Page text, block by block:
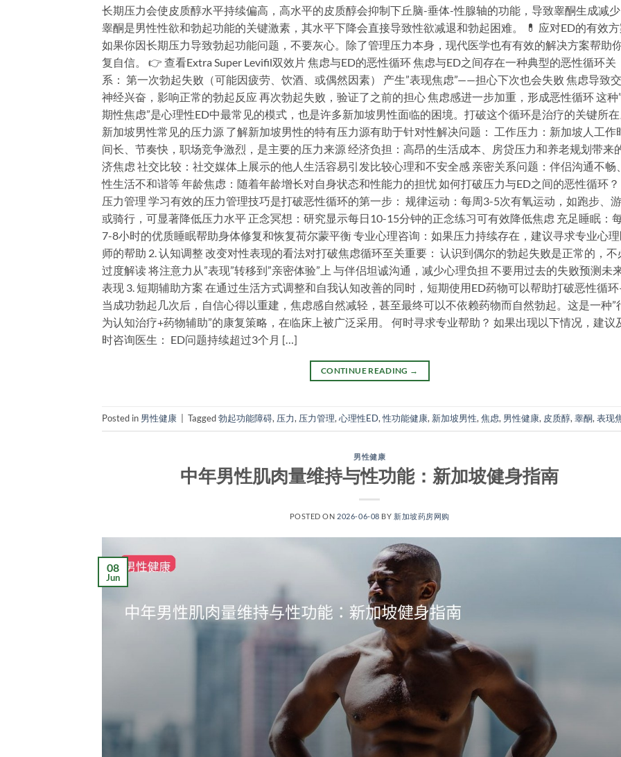
长期压力会使皮质醇水平持续偏高，高水平的皮质醇会抑制下丘脑-垂体-性腺轴的功能，导致睾酮生成减
睾酮是男性性欲和勃起功能的关键激素，其水平下降会直接导致性欲减退和勃起困难。 💊 应对ED的有效
如果你因长期压力导致勃起功能问题，不要灰心。除了管理压力本身，现代医学也有有效的解决方案帮助
复自信。 👉 查看Extra Super Levifil双效片 焦虑与ED的恶性循环 焦虑与ED之间存在一种典型的恶性循环关
系： 第一次勃起失败（可能因疲劳、饮酒、或偶然因素） 产生”表现焦虑”——担心下次也会失败 焦虑导致
神经兴奋，影响正常的勃起反应 再次勃起失败，验证了之前的担心 焦虑感进一步加重，形成恶性循环 这种
期性焦虑”是心理性ED中最常见的模式，也是许多新加坡男性面临的困境。打破这个循环是治疗的关键所
新加坡男性常见的压力源 了解新加坡男性的特有压力源有助于针对性解决问题： 工作压力：新加坡人工作
间长、节奏快，职场竞争激烈，是主要的压力来源 经济负担：高昂的生活成本、房贷压力和养老规划带来
济焦虑 社交比较：社交媒体上展示的他人生活容易引发比较心理和不安全感 亲密关系问题：伴侣沟通不畅
性生活不和谐等 年龄焦虑：随着年龄增长对自身状态和性能力的担忧 如何打破压力与ED之间的恶性循环？
压力管理 学习有效的压力管理技巧是打破恶性循环的第一步： 规律运动：每周3-5次有氧运动，如跑步、
或骑行，可显著降低压力水平 正念冥想：研究显示每日10-15分钟的正念练习可有效降低焦虑 充足睡眠：
7-8小时的优质睡眠帮助身体修复和恢复荷尔蒙平衡 专业心理咨询：如果压力持续存在，建议寻求专业心
师的帮助 2. 认知调整 改变对性表现的看法对打破焦虑循环至关重要： 认识到偶尔的勃起失败是正常的，不
过度解读 将注意力从”表现”转移到”亲密体验”上 与伴侣坦诚沟通，减少心理负担 不要用过去的失败预测未
表现 3. 短期辅助方案 在通过生活方式调整和自我认知改善的同时，短期使用ED药物可以帮助打破恶性循
当成功勃起几次后，自信心得以重建，焦虑感自然减轻，甚至最终可以不依赖药物而自然勃起。这是一种”
为认知治疗+药物辅助”的康复策略，在临床上被广泛采用。 何时寻求专业帮助？ 如果出现以下情况，建议
时咨询医生： ED问题持续超过3个月 […]
CONTINUE READING →
Posted in 男性健康 Tagged勃起功能障碍, 压力, 压力管理,心理性ED,性功能健康, 新加坡男性,焦虑, 男性健康, 皮质醇,睾酮,表现
男性健康
中年男性肌肉量维持与性功能：新加坡健身指南
POSTED ON 2026-06-08 BY 新加坡药房网购
08
Jun